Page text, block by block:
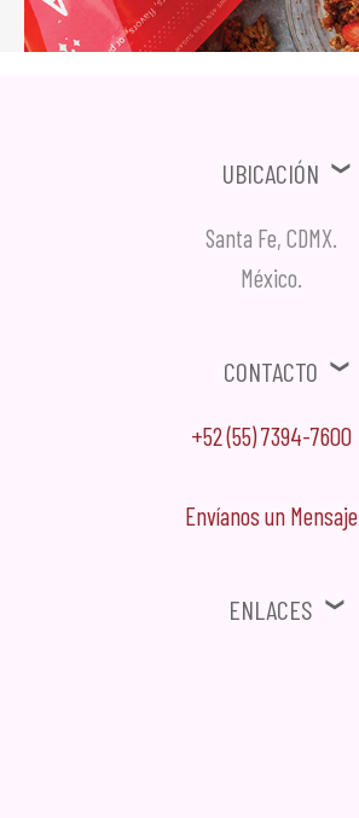
Ubicación
Santa Fe, CDMX.
México.
Contacto
+52 (55) 7394-7600
Envíanos un Mensaje
Enlaces